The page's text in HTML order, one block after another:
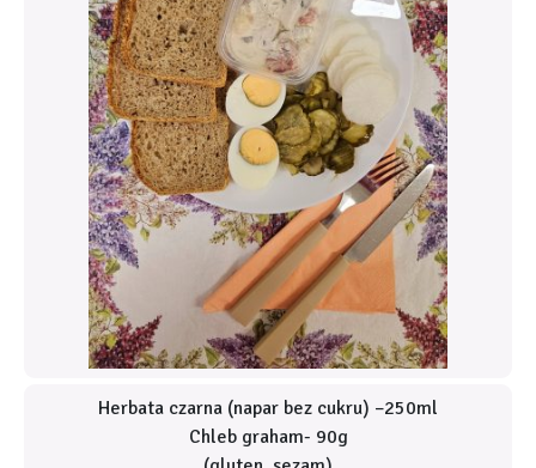
Herbata czarna (napar bez cukru) –250ml
Chleb graham- 90g